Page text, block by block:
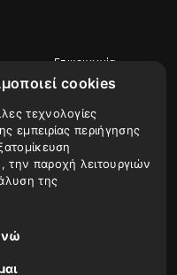
cookies
τεχνολογίες
εμπειρίας περιήγησης
την παροχή λειτουργιών
της
Επικοινωνία
Επικοινωνήστε
210 9926507